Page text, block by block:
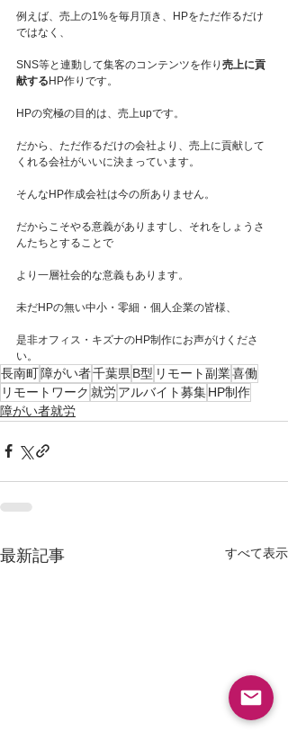
例えば、売上の1%を毎月頂き、HPをただ作るだけ
ではなく、
SNS等と連動して集客のコンテンツを作り 売上に貢
献するHP作りです。
HPの究極の目的は、売上upです。
だから、ただ作るだけの会社より、売上に貢献して
くれる会社がいいに決まっています。
そんなHP作成会社は今の所ありません。
だからこそやる意義がありますし、それをしょうさ
んたちとすることで
より一層社会的な意義もあります。
未だHPの無い中小・零細・個人企業の皆様、
是非オフィス・キズナのHP制作にお声がけくださ
い。
長南町障がい者千葉県 B型 リモート副業喜働
リモートワーク 就労アルバイト募集HP制作
障がい者就労
最新記事 すべて表示